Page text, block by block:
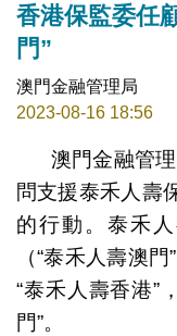
香港保監委任
門”
澳門金融管理局
2023-08-16 18:56
澳門金融管
問支援泰禾人壽
的行動。泰禾
（“泰禾人壽澳
“泰禾人壽香港”
門”。